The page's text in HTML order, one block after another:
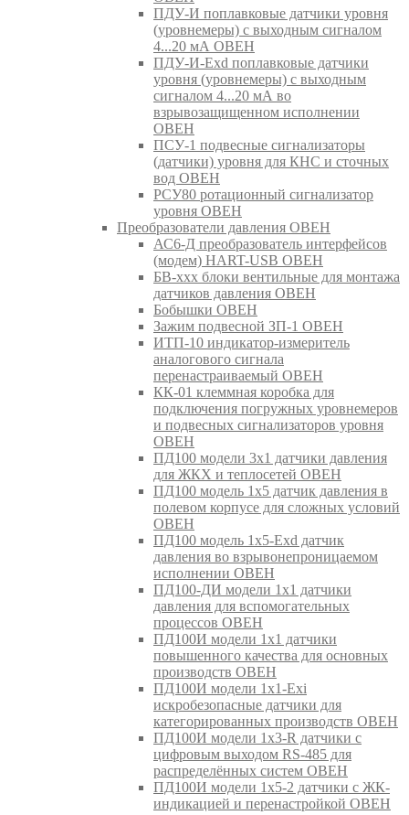
ПДУ-И поплавковые датчики уровня
(уровнемеры) с выходным сигналом
4...20 мА ОВЕН
ПДУ-И-Exd поплавковые датчики
уровня (уровнемеры) с выходным
сигналом 4...20 мА во
взрывозащищенном исполнении
ОВЕН
ПСУ-1 подвесные сигнализаторы
(датчики) уровня для КНС и сточных
вод ОВЕН
РСУ80 ротационный сигнализатор
уровня ОВЕН
Преобразователи давления ОВЕН
АС6-Д преобразователь интерфейсов
(модем) HART-USB ОВЕН
БВ-ххх блоки вентильные для монтажа
датчиков давления ОВЕН
Бобышки ОВЕН
Зажим подвесной ЗП-1 ОВЕН
ИТП-10 индикатор-измеритель
аналогового сигнала
перенастраиваемый ОВЕН
КК-01 клеммная коробка для
подключения погружных уровнемеров
и подвесных сигнализаторов уровня
ОВЕН
ПД100 модели 3х1 датчики давления
для ЖКХ и теплосетей ОВЕН
ПД100 модель 1х5 датчик давления в
полевом корпусе для сложных условий
ОВЕН
ПД100 модель 1х5-Exd датчик
давления во взрывонепроницаемом
исполнении ОВЕН
ПД100-ДИ модели 1х1 датчики
давления для вспомогательных
процессов ОВЕН
ПД100И модели 1х1 датчики
повышенного качества для основных
производств ОВЕН
ПД100И модели 1х1-Exi
искробезопасные датчики для
категорированных производств ОВЕН
ПД100И модели 1х3-R датчики с
цифровым выходом RS-485 для
распределённых систем ОВЕН
ПД100И модели 1х5-2 датчики с ЖК-
индикацией и перенастройкой ОВЕН